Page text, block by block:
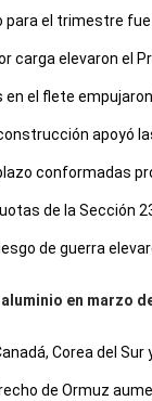
para el trimestre
carga elevaron el
el flete
apoyó
conformadas
de la Sección
de guerra
en marzo
Corea del
de Ormuz